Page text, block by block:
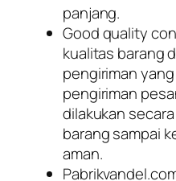
panjang.
Good quality
kualitas barang
pengiriman
pengiriman
dilakukan
barang sampai
aman.